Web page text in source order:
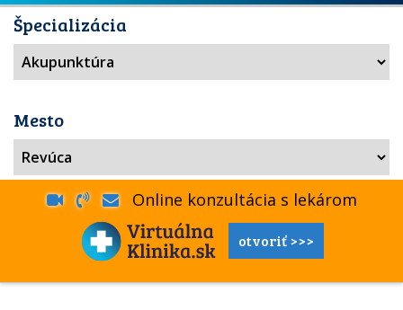
Špecializácia
Mesto
Online konzultácia s lekárom
otvoriť >>>